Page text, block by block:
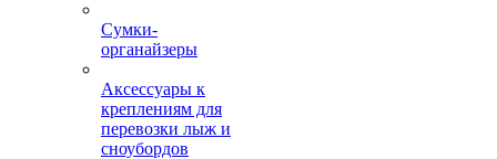
Сумки-
органайзеры
Аксессуары к
креплениям для
перевозки лыж и
сноубордов